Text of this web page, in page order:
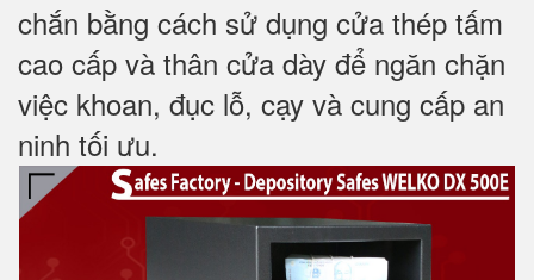
chắn bằng cách sử dụng cửa thép tấm
cao cấp và thân cửa dày để ngăn chặn
việc khoan, đục lỗ, cạy và cung cấp an
ninh tối ưu.